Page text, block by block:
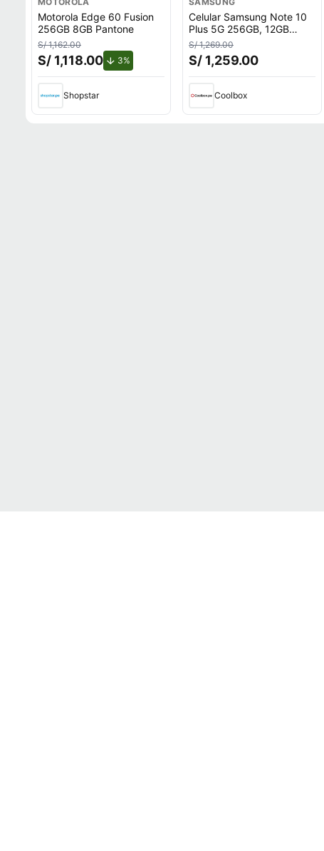
Motorola Edge 60 Fusion
256GB 8GB Pantone
S/ 1,162.00
S/ 1,118.00 3%
Shopstar
Celular Samsung Note 10
Plus 5G 256GB, 12GB
RAM, cámara trasera
12MP, frontal 10MP, 6.8"",
AuroraGlow
S/ 1,269.00
S/ 1,259.00
Coolbox